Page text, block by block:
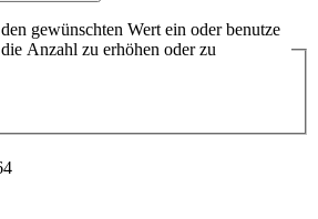
gewünschten Wert ein oder benutze
Anzahl zu erhöhen oder zu